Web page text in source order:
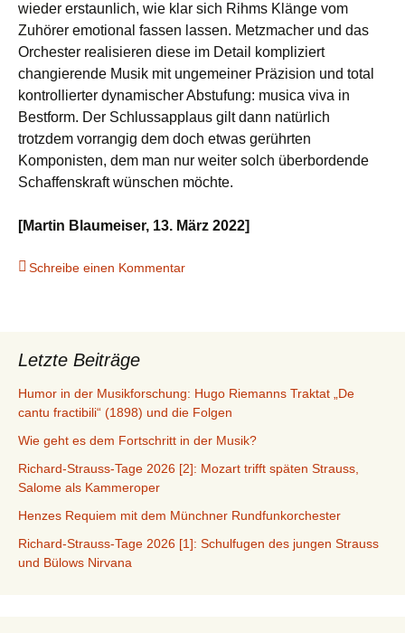
wieder erstaunlich, wie klar sich Rihms Klänge vom
Zuhörer emotional fassen lassen. Metzmacher und das
Orchester realisieren diese im Detail kompliziert
changierende Musik mit ungemeiner Präzision und total
kontrollierter dynamischer Abstufung: musica viva in
Bestform. Der Schlussapplaus gilt dann natürlich
trotzdem vorrangig dem doch etwas gerührten
Komponisten, dem man nur weiter solch überbordende
Schaffenskraft wünschen möchte.
[Martin Blaumeiser, 13. März 2022]
Schreibe einen Kommentar
Letzte Beiträge
Humor in der Musikforschung: Hugo Riemanns Traktat „De
cantu fractibili“ (1898) und die Folgen
Wie geht es dem Fortschritt in der Musik?
Richard-Strauss-Tage 2026 [2]: Mozart trifft späten Strauss,
Salome als Kammeroper
Henzes Requiem mit dem Münchner Rundfunkorchester
Richard-Strauss-Tage 2026 [1]: Schulfugen des jungen Strauss
und Bülows Nirvana